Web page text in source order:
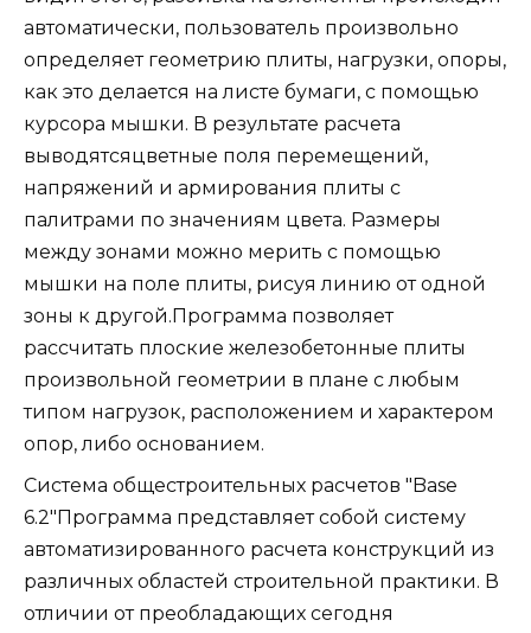
автоматически, пользователь произвольно
определяет геометрию плиты, нагрузки, опоры,
как это делается на листе бумаги, с помощью
курсора мышки. В результате расчета
выводятсяцветные поля перемещений,
напряжений и армирования плиты с
палитрами по значениям цвета. Размеры
между зонами можно мерить с помощью
мышки на поле плиты, рисуя линию от одной
зоны к другой.Программа позволяет
рассчитать плоские железобетонные плиты
произвольной геометрии в плане с любым
типом нагрузок, расположением и характером
опор, либо основанием.
Система общестроительных расчетов "Base
6.2"Программа представляет собой систему
автоматизированного расчета конструкций из
различных областей строительной практики. В
отличии от преобладающих сегодня